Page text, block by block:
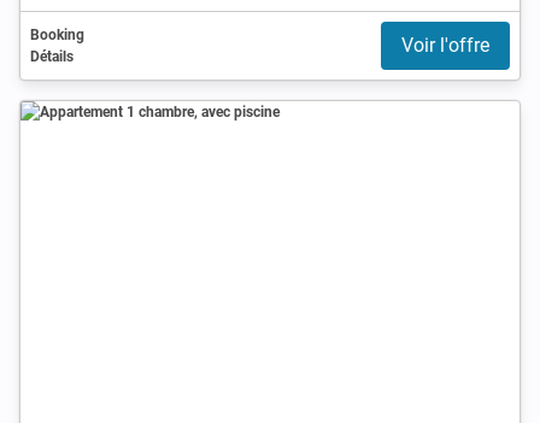
Booking
Détails
Voir l'offre